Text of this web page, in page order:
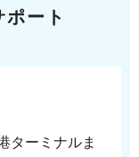
ート
ターミナルま